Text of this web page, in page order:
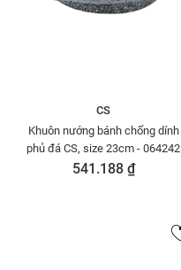
CS
Khuôn nướng bánh chống dính
phủ đá CS, size 23cm - 064242
541.188 ₫